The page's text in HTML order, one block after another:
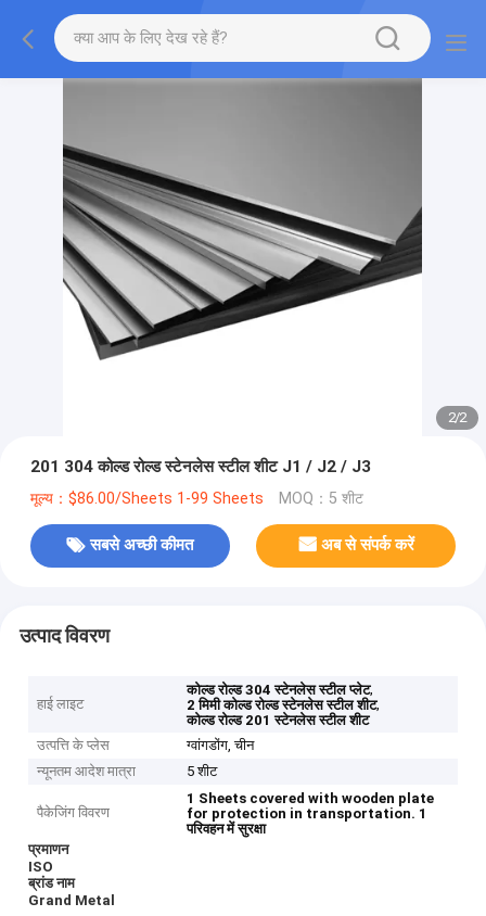
2/2
201 304 कोल्ड रोल्ड स्टेनलेस स्टील शीट J1 / J2 / J3
मूल्य：$86.00/Sheets 1-99 Sheets MOQ：5 शीट
सबसे अच्छी कीमत अब से संपर्क करें
उत्पाद विवरण
हाई लाइट
कोल्ड रोल्ड 304 स्टेनलेस स्टील प्लेट,
2 मिमी कोल्ड रोल्ड स्टेनलेस स्टील शीट,
कोल्ड रोल्ड 201 स्टेनलेस स्टील शीट
उत्पत्ति के प्लेस
ग्वांगडोंग, चीन
न्यूनतम आदेश मात्रा
5 शीट
पैकेजिंग विवरण
1 Sheets covered with wooden plate
for protection in transportation. 1
परिवहन में सुरक्षा
प्रमाणन
ISO
ब्रांड नाम
Grand Metal